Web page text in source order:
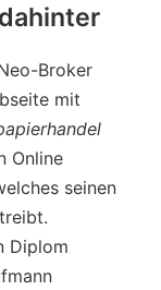
Broker
mit
Online
seinen
Diplom